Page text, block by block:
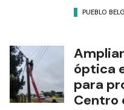
PUEBLO
óptica
para
Centro